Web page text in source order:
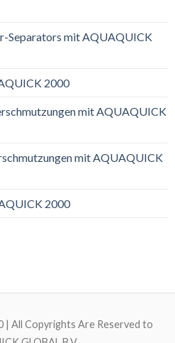
Separators mit AQUAQUICK
2000
mit AQUAQUICK
mit AQUAQUICK
2000
| All Copyrights Are Reserved to